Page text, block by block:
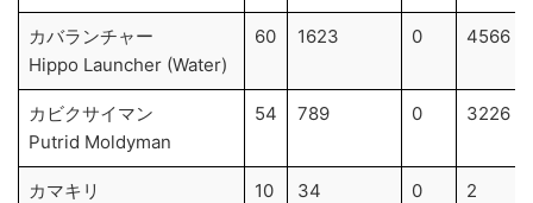
カバランチャー
Hippo Launcher (Water)
60 1623 0 4566
カビクサイマン
Putrid Moldyman
54 789 0 3226
カマキリ
10 34 0 2